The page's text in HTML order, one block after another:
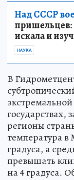
Над СССР
пришельцев:
искала и
НАУКА
В
государствах,
регионы
температура в
градуса, а
превышать
на 4 градуса.